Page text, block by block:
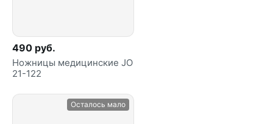
490 руб.
Ножницы медицинские JO
21-122
Осталось мало